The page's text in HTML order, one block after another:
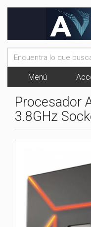
Menú
Procesador
3.8GHz